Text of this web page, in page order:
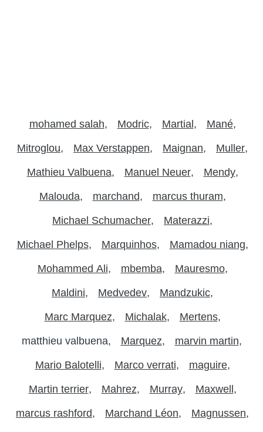
mohamed salah Modric Martial Mané
Mitroglou Max Verstappen Maignan Muller
Mathieu Valbuena Manuel Neuer Mendy
Malouda marchand marcus thuram
Michael Schumacher Materazzi
Michael Phelps Marquinhos Mamadou niang
Mohammed Ali mbemba Mauresmo
Maldini Medvedev Mandzukic
Marc Marquez Michalak Mertens
matthieu valbuena Marquez marvin martin
Mario Balotelli Marco verrati maguire
Martin terrier Mahrez Murray Maxwell
marcus rashford Marchand Léon Magnussen